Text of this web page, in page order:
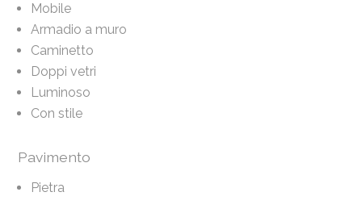
Mobile
Armadio a muro
Caminetto
Doppi vetri
Luminoso
Con stile
Pavimento
Pietra